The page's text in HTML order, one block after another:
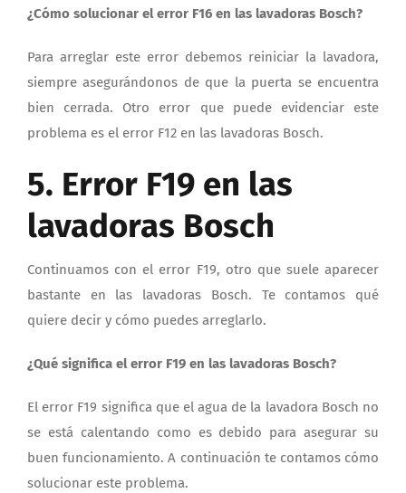
¿Cómo solucionar el error F16 en las lavadoras Bosch?
Para arreglar este error debemos reiniciar la lavadora,
siempre asegurándonos de que la puerta se encuentra
bien cerrada. Otro error que puede evidenciar este
problema es el error F12 en las lavadoras Bosch.
5. Error F19 en las
lavadoras Bosch
Continuamos con el error F19, otro que suele aparecer
bastante en las lavadoras Bosch. Te contamos qué
quiere decir y cómo puedes arreglarlo.
¿Qué significa el error F19 en las lavadoras Bosch?
El error F19 significa que el agua de la lavadora Bosch no
se está calentando como es debido para asegurar su
buen funcionamiento. A continuación te contamos cómo
solucionar este problema.